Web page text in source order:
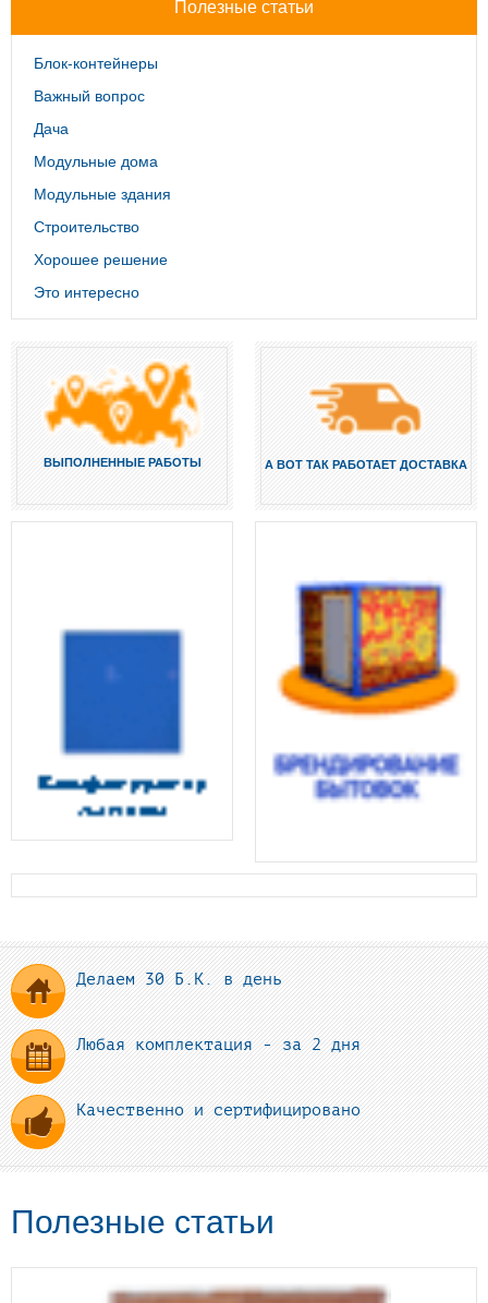
Полезные статьи
Блок-контейнеры
Важный вопрос
Дача
Модульные дома
Модульные здания
Строительство
Хорошее решение
Это интересно
ВЫПОЛНЕННЫЕ РАБОТЫ А ВОТ ТАК РАБОТАЕТ ДОСТАВКА
Делаем 30 Б.К. в день
Любая комплектация - за 2 дня
Качественно и сертифицировано
Полезные статьи